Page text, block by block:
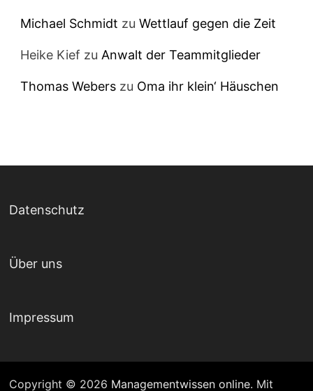
Michael Schmidt zuWettlauf gegen die Zeit
Heike Kief zu Anwalt der Teammitglieder
Thomas Webers zu Oma ihr klein‘ Häuschen
Datenschutz
Über uns
Impressum
Copyright © 2026 Managementwissen online. Mit